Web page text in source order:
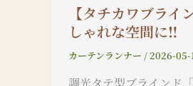
【タチカワブライ
しゃれな空間に‼
カーテンランナー /2026-05-
調光タテ型ブラインド